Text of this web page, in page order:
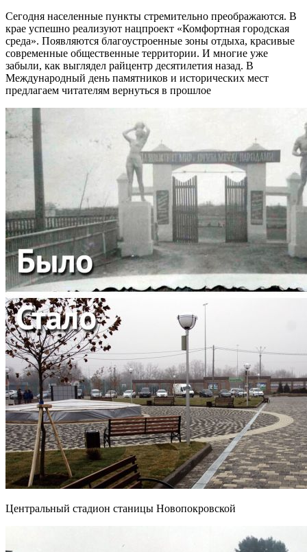
Сегодня населенные пункты стремительно преображаются. В
крае успешно реализуют нацпроект «Комфортная городская
среда». Появляются благоустроенные зоны отдыха, красивые
современные общественные территории. И многие уже
забыли, как выглядел райцентр десятилетия назад. В
Международный день памятников и исторических мест
предлагаем читателям вернуться в прошлое
Центральный стадион станицы Новопокровской